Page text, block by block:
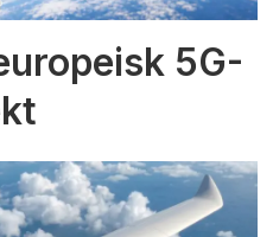
5G-